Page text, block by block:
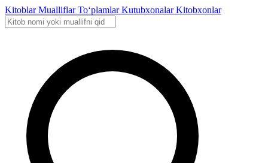
KitoblarMualliflarTo‘plamlarKutubxonalarKitobxonlar